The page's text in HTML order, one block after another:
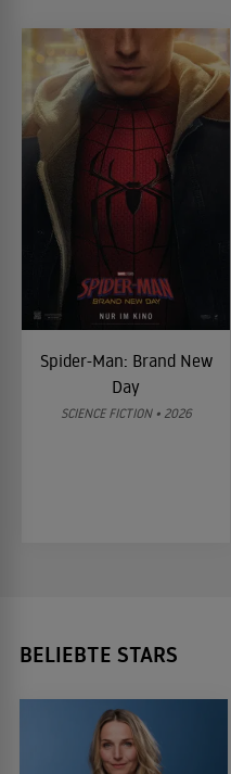
Spider-Man: Brand New
Day
SCIENCE FICTION • 2026
BELIEBTE STARS